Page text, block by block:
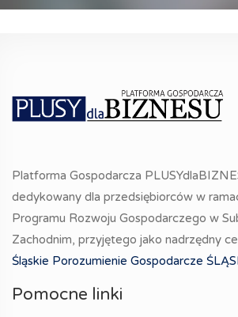
Platforma Gospodarcza
dedykowany dla przedsiębiorców w
Programu Rozwoju Gospodarczego w
Zachodnim, przyjętego jako nadrzędny
Śląskie Porozumienie Gospodarcze
Pomocne linki